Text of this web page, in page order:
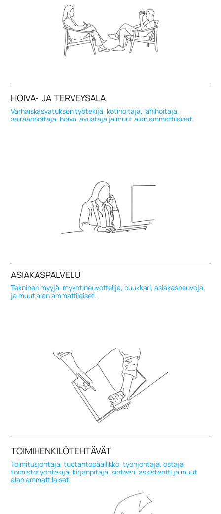
HOIVA- JA TERVEYSALA
Varhaiskasvatuksen työtekijä, kotihoitaja, lähihoitaja,
sairaanhoitaja, hoiva-avustaja ja muut alan ammattilaiset.
ASIAKASPALVELU
Tekninen myyjä, myyntineuvottelija, buukkari, asiakasneuvoja
ja muut alan ammattilaiset.
TOIMIHENKILÖTEHTÄVÄT
Toimitusjohtaja, tuotantopäällikkö, työnjohtaja, ostaja,
toimistotyöntekijä, kirjanpitäjä, sihteeri, assistentti ja muut
alan ammattilaiset.